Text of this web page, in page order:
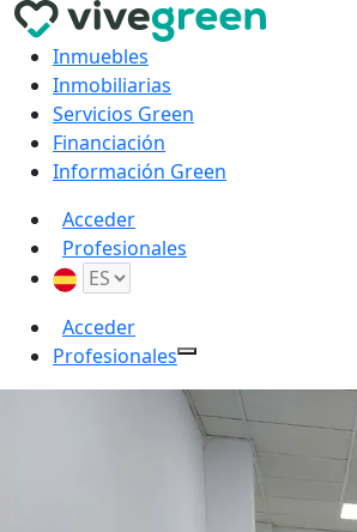
Inmuebles
Inmobiliarias
Servicios Green
Financiación
Información Green
Acceder
Profesionales
Acceder
Profesionales